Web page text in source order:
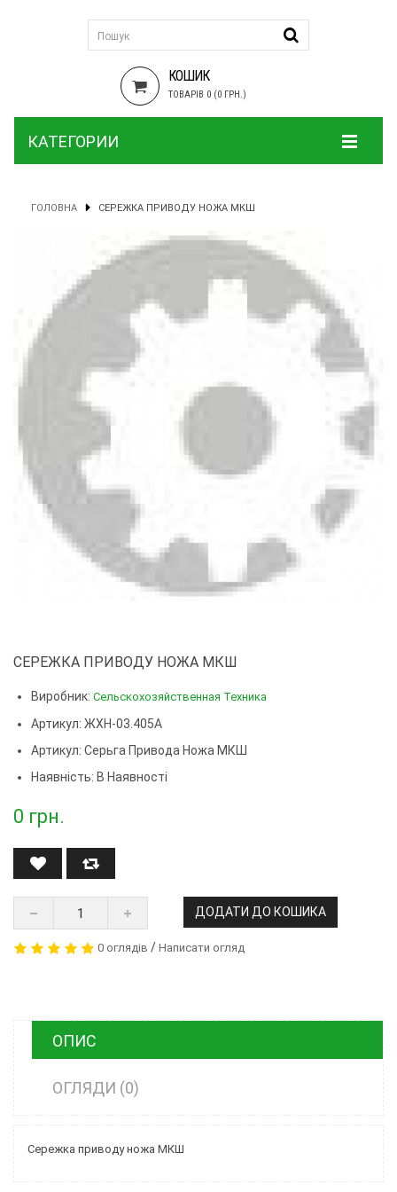
КОШИК
ТОВАРІВ 0 (0 ГРН.)
КАТЕГОРИИ
ГОЛОВНА СЕРЕЖКА ПРИВОДУ НОЖА МКШ
СЕРЕЖКА ПРИВОДУ НОЖА МКШ
Виробник: Сельскохозяйственная Техника
Артикул: ЖХН-03.405А
Артикул: Серьга Привода Ножа МКШ
Наявність: В Наявності
0 грн.
ДОДАТИ ДО КОШИКА
0 оглядів / Написати огляд
ОПИС
ОГЛЯДИ (0)
Сережка приводу ножа МКШ